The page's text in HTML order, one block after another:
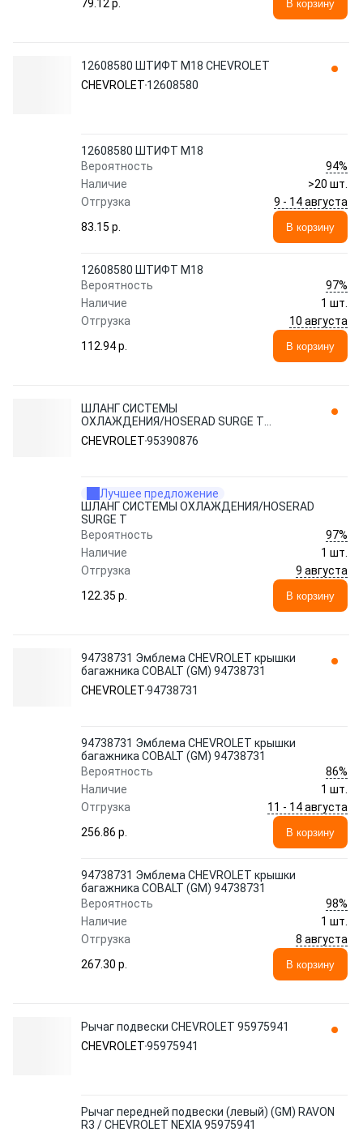
79.12 p. В корзину
12608580 ШТИФТ М18 CHEVROLET
CHEVROLET 12608580
12608580 ШТИФТ М18
Вероятность
94%
Наличие
>20 шт.
Отгрузка
9 - 14 августа
83.15 p.
В корзину
12608580 ШТИФТ М18
Вероятность
97%
Наличие
1 шт.
Отгрузка
10 августа
112.94 p.
В корзину
ШЛАНГ СИСТЕМЫ
ОХЛАЖДЕНИЯ/HOSERAD SURGE T
95390876 CHEVROLET
CHEVROLET95390876
Лучшее предложение
ШЛАНГ СИСТЕМЫ ОХЛАЖДЕНИЯ/HOSERAD
SURGE T
Вероятность
97%
Наличие
1 шт.
Отгрузка
9 августа
122.35 p.
В корзину
94738731 Эмблема CHEVROLET крышки
багажника COBALT (GM) 94738731
CHEVROLET94738731
94738731 Эмблема CHEVROLET крышки
багажника COBALT (GM) 94738731
Вероятность
86%
Наличие
1 шт.
Отгрузка
11 - 14 августа
256.86 p.
В корзину
94738731 Эмблема CHEVROLET крышки
багажника COBALT (GM) 94738731
Вероятность
98%
Наличие
1 шт.
Отгрузка
8 августа
267.30 p.
В корзину
Рычаг подвески CHEVROLET 95975941
CHEVROLET95975941
Рычаг передней подвески (левый) (GM) RAVON
R3 / CHEVROLET NEXIA 95975941